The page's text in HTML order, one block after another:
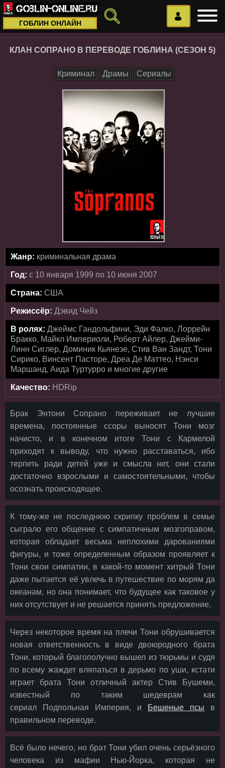
ГОБЛИН ОНЛАЙН
КЛАН СОПРАНО В ПЕРЕВОДЕ ГОБЛИНА (СЕЗОН 5)
Криминал Драмы Сериалы
Жанр: криминальная драма
Год: с 10 января 1999 по 10 июня 2007
Страна: США
Режиссёр: Дэвид Чейз
В ролях: Джеймс Гандольфини, Эди Фалко, Лоррейн
Бракко, Майкл Империоли, Роберт Айлер, Джейми-
Линн Сиглер, Доминик Кьянезе, Стив Ван Зандт, Тони
Сирико, Винсент Пасторе, Дреа Де Маттео, Нэнси
Маршанд, Аида Туртурро и многие другие
Качество: HDRip
Брак Энтони Сопрано переживает не лучшие
времена, постоянные ссоры выносят Тони мозг
начисто, и в конечном итоге Тони с Кармелой
приходят к выводу, что нужно расставаться, ибо
терпеть ради детей уже и смысла нет, они стали
достаточно взрослыми и самостоятельными, чтобы
осознать происходящее.
К тому-же не последнюю скрипку проблем в семье
сыграло его общение с симпатичным мозгоправом,
которая обладает весьма неплохими дарованиями
фигуры, и тоже определенным образом проявляет к
Тони свои симпатии, в какой-то момент хитрый Тони
даже пытается её увлечь в путешествие по морям да
океанам, но она понимает, что будущее как таковое у
них отсутствует и не решается принять предложение.
Через некоторое время на плечи Тони обрушивается
новая ответственность в виде двоюродного брата
Тони, который благополучно вышел из тюрьмы и судя
по всему жаждет вляпаться в дерьмо по уши, кстати
играет брата Тони отличный актер Стив Бушеми,
известный по таким шедеврам как
сериал Подпольная Империя, и
Бешеные псы в
правильном переводе.
Всё было нечего, но брат Тони убил очень серьёзного
человека из мафии Нью-Йорка, которая не